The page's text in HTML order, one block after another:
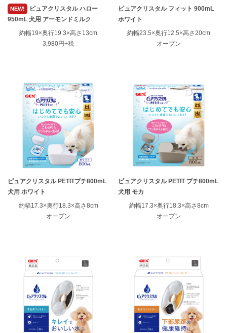
ENGLISH 中文
NEW!
ピュアクリスタル ハロー
950mL 犬用 アーモンドミルク
約幅19×奥行19.3×高さ13cm
3,980円+税
ピュアクリスタル フィット 900mL
ホワイト
約幅23.5×奥行12.5×高さ20cm
オープン
ピュアクリスタル PETITプチ800mL
犬用 ホワイト
約幅17.3×奥行18.3×高さ8cm
オープン
ピュアクリスタル PETIT プチ800mL
犬用 モカ
約幅17.3×奥行18.3×高さ8cm
オープン